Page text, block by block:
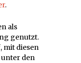
.
als
genutzt.
mit diesen
den